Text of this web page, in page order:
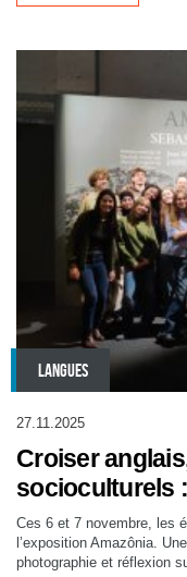
LANGUES
27.11.2025
Croiser
socioculturels
Ces 6 et 7 novembre, les
l’exposition Amazônia.
photographie et réflexion